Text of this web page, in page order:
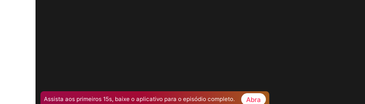
Assista aos primeiros 15s, baixe o aplicativo para o episódio completo. Abra